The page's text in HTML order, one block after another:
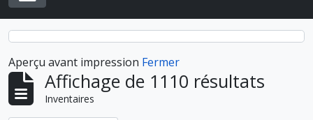
Toggle navigation
Aperçu avant impression Fermer
Affichage de 1110 résultats
Inventaires